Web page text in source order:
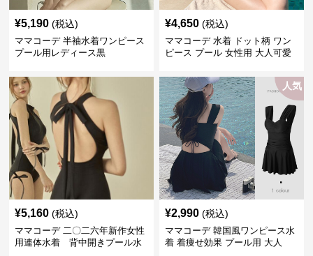
¥5,190 (税込)
ママコーデ 半袖水着ワンピース
プール用レディース黒
¥4,650 (税込)
ママコーデ 水着 ドット柄 ワン
ピース プール 女性用 大人可愛
¥5,160 (税込)
ママコーデ 二〇二六年新作女性
用連体水着 背中開きプール水
人気
¥2,990 (税込)
ママコーデ 韓国風ワンピース水
着 着痩せ効果 プール用 大人